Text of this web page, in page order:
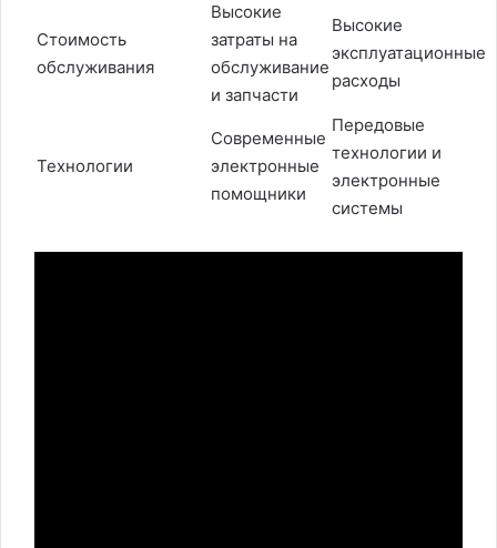
Стоимость
обслуживания
Высокие
затраты на
обслуживание
и запчасти
Высокие
эксплуатационные
расходы
Технологии
Современные
электронные
помощники
Передовые
технологии и
электронные
системы